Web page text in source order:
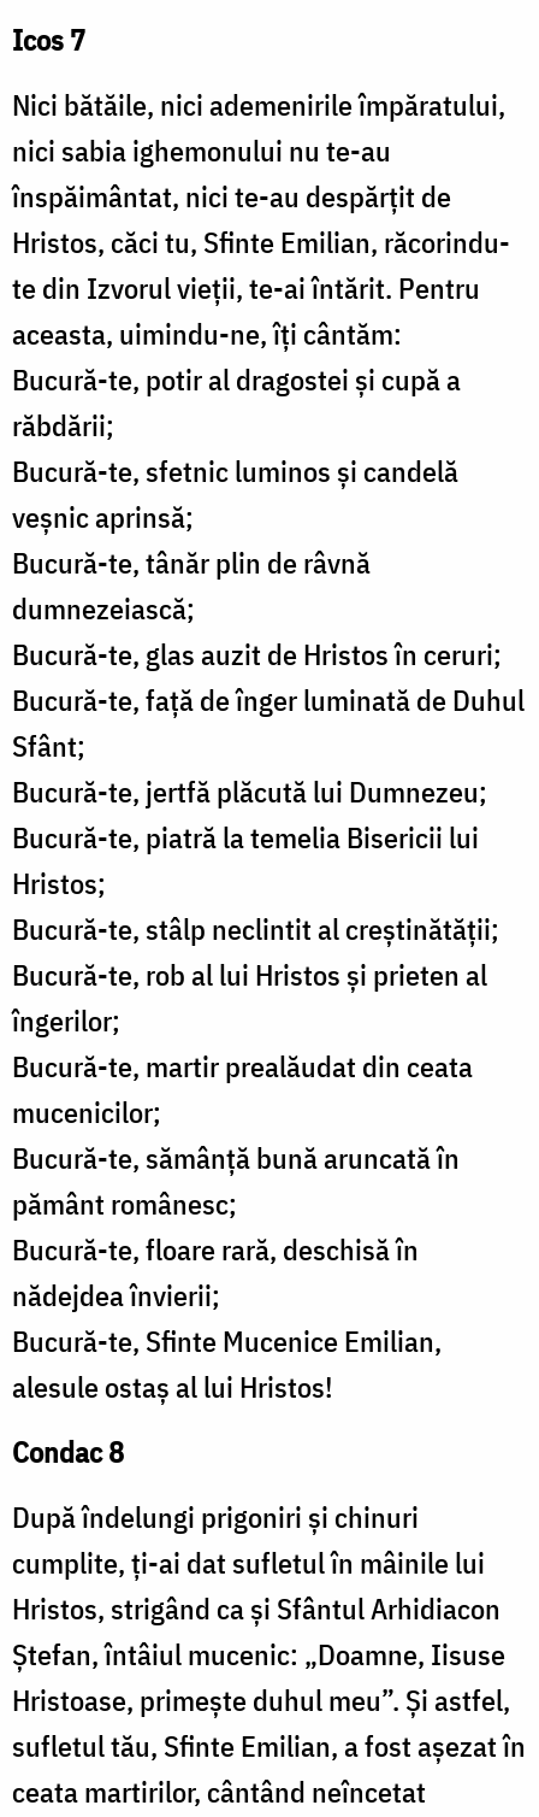
Icos 7
Nici bătăile, nici ademenirile împăratului,
nici sabia ighemonului nu te-au
înspăimântat, nici te-au despărțit de
Hristos, căci tu, Sfinte Emilian, răcorindu-
te din Izvorul vieții, te-ai întărit. Pentru
aceasta, uimindu-ne, îți cântăm:
Bucură-te, potir al dragostei și cupă a
răbdării;
Bucură-te, sfetnic luminos și candelă
veșnic aprinsă;
Bucură-te, tânăr plin de râvnă
dumnezeiască;
Bucură-te, glas auzit de Hristos în ceruri;
Bucură-te, față de înger luminată de Duhul
Sfânt;
Bucură-te, jertfă plăcută lui Dumnezeu;
Bucură-te, piatră la temelia Bisericii lui
Hristos;
Bucură-te, stâlp neclintit al creștinătății;
Bucură-te, rob al lui Hristos și prieten al
îngerilor;
Bucură-te, martir prealăudat din ceata
mucenicilor;
Bucură-te, sămânță bună aruncată în
pământ românesc;
Bucură-te, floare rară, deschisă în
nădejdea învierii;
Bucură-te, Sfinte Mucenice Emilian,
alesule ostaș al lui Hristos!
Condac 8
După îndelungi prigoniri și chinuri
cumplite, ți-ai dat sufletul în mâinile lui
Hristos, strigând ca și Sfântul Arhidiacon
Ștefan, întâiul mucenic: „Doamne, Iisuse
Hristoase, primește duhul meu”. Și astfel,
sufletul tău, Sfinte Emilian, a fost așezat în
ceata martirilor, cântând neîncetat